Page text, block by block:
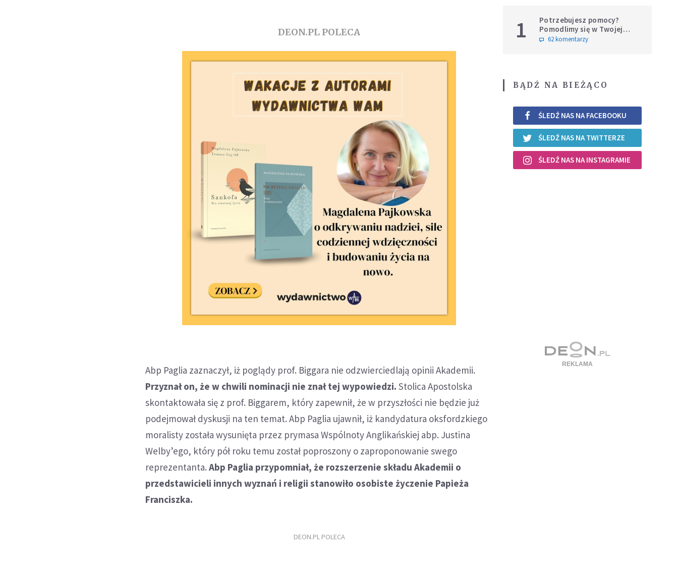
DEON.PL POLECA
Abp Paglia zaznaczył, iż poglądy prof. Biggara nie odzwierciedlają opinii Akademii.
Przyznał on, że w chwili nominacji nie znał tej wypowiedzi. Stolica Apostolska
skontaktowała się z prof. Biggarem, który zapewnił, że w przyszłości nie będzie już
podejmował dyskusji na ten temat. Abp Paglia ujawnił, iż kandydatura oksfordzkiego
moralisty została wysunięta przez prymasa Wspólnoty Anglikańskiej abp. Justina
Welby’ego, który pół roku temu został poproszony o zaproponowanie swego
reprezentanta.Abp Paglia przypomniał, że rozszerzenie składu Akademii o
przedstawicieli innych wyznań i religii stanowiło osobiste życzenie Papieża
Franciszka.
DEON.PL POLECA
1
Potrzebujesz pomocy?
Pomodlimy się w Twojej
intencji
62 komentarzy
BĄDŹ NA BIEŻĄCO
ŚLEDŹ NAS NA FACEBOOKU
ŚLEDŹ NAS NA TWITTERZE
ŚLEDŹ NAS NA INSTAGRAMIE